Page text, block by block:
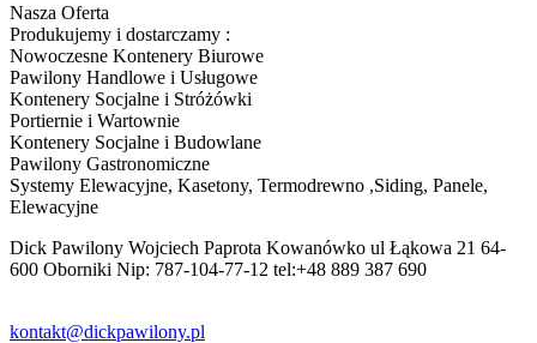
Nasza Oferta
Produkujemy i dostarczamy :
Nowoczesne Kontenery Biurowe
Pawilony Handlowe i Usługowe
Kontenery Socjalne i Stróżówki
Portiernie i Wartownie
Kontenery Socjalne i Budowlane
Pawilony Gastronomiczne
Systemy Elewacyjne, Kasetony, Termodrewno ,Siding, Panele,
Elewacyjne
Dick Pawilony Wojciech Paprota Kowanówko ul Łąkowa 21 64-
600 Oborniki Nip: 787-104-77-12 tel:+48 889 387 690
kontakt@dickpawilony.pl